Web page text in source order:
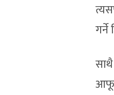
गर्ने
आफू